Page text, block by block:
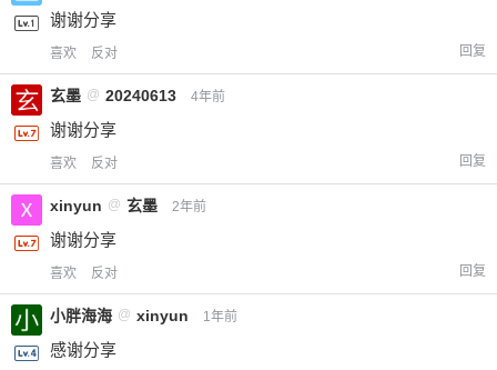
谢谢分享
喜欢 反对 回复
玄墨 @ 20240613 4年前
谢谢分享
喜欢 反对 回复
xinyun @ 玄墨 2年前
谢谢分享
喜欢 反对 回复
小胖海海 @ xinyun 1年前
感谢分享